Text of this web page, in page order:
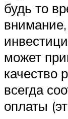
будь то
внимание,
может
качество
всегда
оплаты